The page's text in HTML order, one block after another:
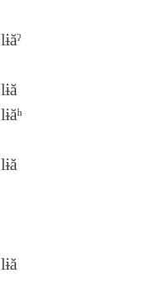
lɨăˀ
lɨă
lɨăʰ
lɨă
lɨă